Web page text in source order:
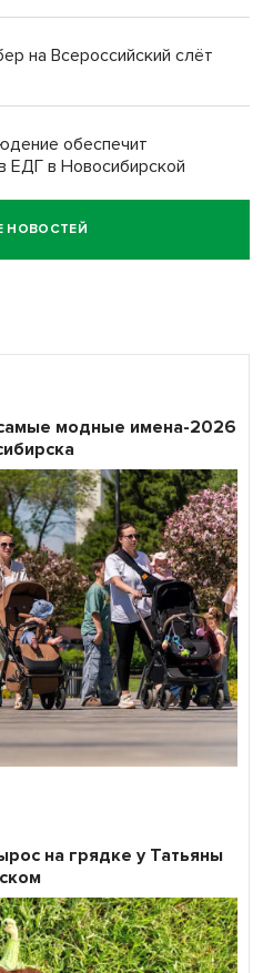
с женой вошли в топ-16
открылось в Искитиме
на Всероссийский слёт
обеспечит
ЕДГ в Новосибирской
объявляет
НОВОСТЕЙ
модные имена-2026
на грядке у Татьяны